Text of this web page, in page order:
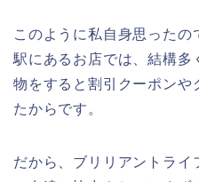
このように私自身思った
駅にあるお店では、結構多
物をすると割引クーポンや
たからです。
だから、ブリリアントライ